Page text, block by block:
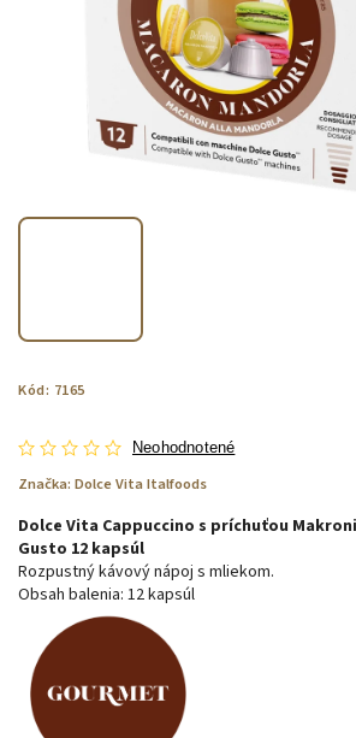
Kód: 7165
Neohodnotené
Značka: Dolce Vita Italfoods
Dolce Vita Cappuccino s príchuťou
Gusto 12 kapsúl
Rozpustný kávový nápoj s mliekom.
Obsah balenia: 12 kapsúl